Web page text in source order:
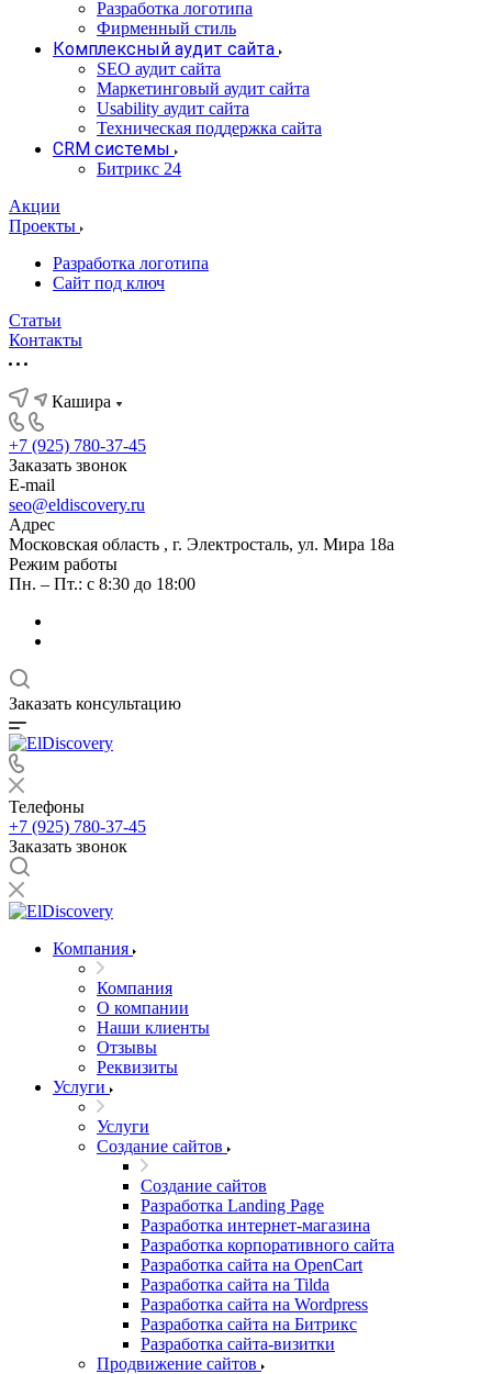
Разработка логотипа
Фирменный стиль
Комплексный аудит сайта
SEO аудит сайта
Маркетинговый аудит сайта
Usability аудит сайта
Техническая поддержка сайта
CRM системы
Битрикс 24
Акции
Проекты
Разработка логотипа
Сайт под ключ
Статьи
Контакты
Кашира
+7 (925) 780-37-45
Заказать звонок
E-mail
seo@eldiscovery.ru
Адрес
Московская область , г. Электросталь, ул. Мира 18а
Режим работы
Пн. – Пт.: с 8:30 до 18:00
Заказать консультацию
Телефоны
+7 (925) 780-37-45
Заказать звонок
Компания
Компания
О компании
Наши клиенты
Отзывы
Реквизиты
Услуги
Услуги
Создание сайтов
Создание сайтов
Разработка Landing Page
Разработка интернет-магазина
Разработка корпоративного сайта
Разработка сайта на OpenCart
Разработка сайта на Tilda
Разработка сайта на Wordpress
Разработка сайта на Битрикс
Разработка сайта-визитки
Продвижение сайтов